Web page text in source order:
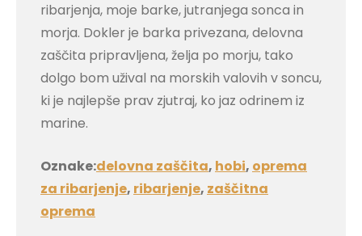
ribarjenja, moje barke, jutranjega sonca in
morja. Dokler je barka privezana, delovna
zaščita pripravljena, želja po morju, tako
dolgo bom užival na morskih valovih v soncu,
ki je najlepše prav zjutraj, ko jaz odrinem iz
marine.
Oznake:delovna zaščita, hobi, oprema
za ribarjenje, ribarjenje, zaščitna
oprema